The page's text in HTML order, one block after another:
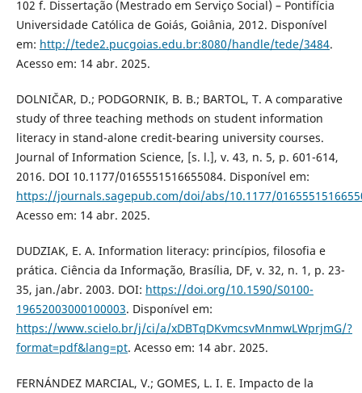
102 f. Dissertação (Mestrado em Serviço Social) – Pontifícia
Universidade Católica de Goiás, Goiânia, 2012. Disponível
em: http://tede2.pucgoias.edu.br:8080/handle/tede/3484.
Acesso em: 14 abr. 2025.
DOLNIČAR, D.; PODGORNIK, B. B.; BARTOL, T. A comparative
study of three teaching methods on student information
literacy in stand-alone credit-bearing university courses.
Journal of Information Science, [s. l.], v. 43, n. 5, p. 601-614,
2016. DOI 10.1177/0165551516655084. Disponível em:
https://journals.sagepub.com/doi/abs/10.1177/
Acesso em: 14 abr. 2025.
DUDZIAK, E. A. Information literacy: princípios, filosofia e
prática. Ciência da Informação, Brasília, DF, v. 32, n. 1, p. 23-
35, jan./abr. 2003. DOI: https://doi.org/10.1590/S0100-
19652003000100003. Disponível em:
https://www.scielo.br/j/ci/a/xDBTqDKvmcsvMnmwLWprjmG/?
format=pdf&lang=pt. Acesso em: 14 abr. 2025.
FERNÁNDEZ MARCIAL, V.; GOMES, L. I. E. Impacto de la